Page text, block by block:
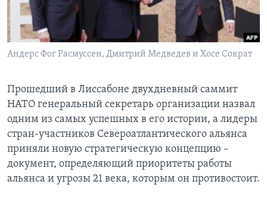
Learning English
СОЦИАЛЬНЫЕ СЕТИ
Языки
Андерс Фог Расмуссен, Дмитрий Медведев и Хосе Сократ
Прошедший в Лиссабоне двухдневный саммит
НАТО генеральный секретарь организации назвал
одним из самых успешных в его истории, а лидеры
стран-участников Североатлантического альянса
приняли новую стратегическую концепцию –
документ, определяющий приоритеты работы
альянса и угрозы 21 века, которым он противостоит.